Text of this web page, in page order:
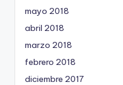
mayo 2018
abril 2018
marzo 2018
febrero 2018
diciembre 2017